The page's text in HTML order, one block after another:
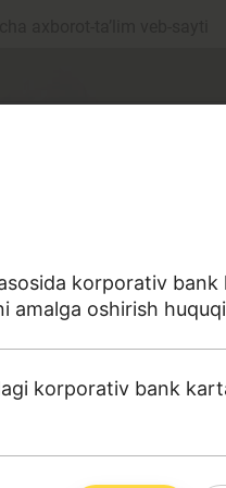
aniq
korporativ
amalga oshirish
korporativ bank